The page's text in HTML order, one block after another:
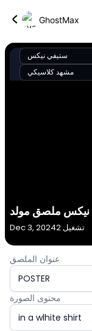
GhostMax
ستيفي نيكس
مشهد كلاسيكي
نيكس ملصق مولد
Dec 3, 2024 2 تشغيل
عنوان الملصق
محتوى الصورة